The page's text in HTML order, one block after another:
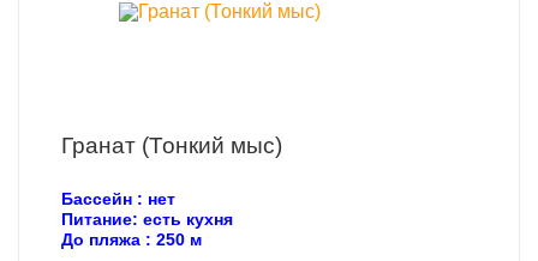
Гранат (Тонкий мыс)
Бассейн : нет
Питание: есть кухня
До пляжа : 250 м